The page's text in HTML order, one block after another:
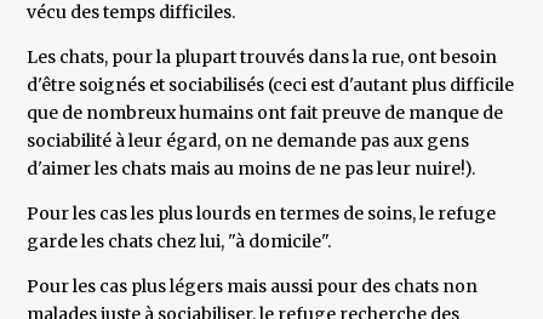
vécu des temps difficiles.
Les chats, pour la plupart trouvés dans la rue, ont besoin
d'être soignés et sociabilisés (ceci est d'autant plus difficile
que de nombreux humains ont fait preuve de manque de
sociabilité à leur égard, on ne demande pas aux gens
d'aimer les chats mais au moins de ne pas leur nuire!).
Pour les cas les plus lourds en termes de soins, le refuge
garde les chats chez lui, "à domicile".
Pour les cas plus légers mais aussi pour des chats non
malades juste à sociabiliser, le refuge recherche des